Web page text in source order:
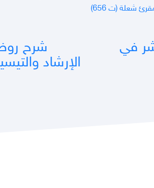
شعلة (ت 656)
في
شرح
الإرشاد